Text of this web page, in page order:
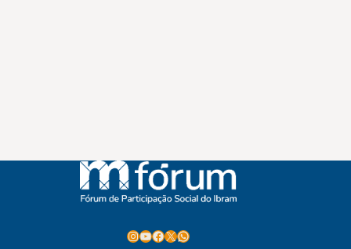
Instagram
Youtube
Facebook
X WhatsApp